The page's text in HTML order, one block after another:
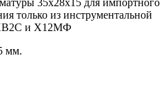
только из инструментальной
и Х12МФ
мм.